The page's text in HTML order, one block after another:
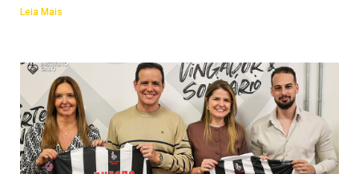
Leia Mais